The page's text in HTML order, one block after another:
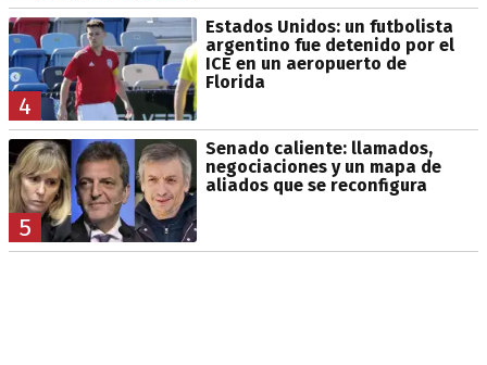
4
Estados Unidos: un futbolista
argentino fue detenido por el
ICE en un aeropuerto de
Florida
5
Senado caliente: llamados,
negociaciones y un mapa de
aliados que se reconfigura